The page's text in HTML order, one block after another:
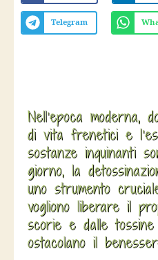
Telegram
Nell’epoca moderna,
di vita frenetici e
sostanze inquinanti
giorno, la
uno strumento
vogliono liberare il
scorie e dalle
ostacolano il